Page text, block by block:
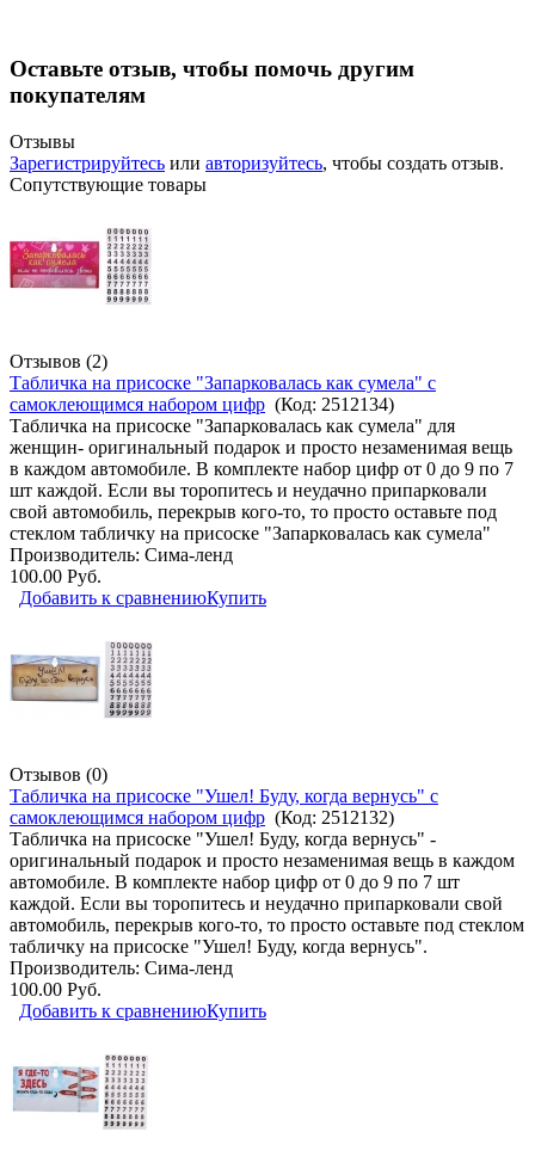
Оставьте отзыв, чтобы помочь другим
покупателям
Отзывы
Зарегистрируйтесь или авторизуйтесь, чтобы создать отзыв.
Сопутствующие товары
Отзывов (2)
Табличка на присоске "Запарковалась как сумела" с
самоклеющимся набором цифр (Код: 2512134)
Табличка на присоске "Запарковалась как сумела" для
женщин- оригинальный подарок и просто незаменимая вещь
в каждом автомобиле. В комплекте набор цифр от 0 до 9 по 7
шт каждой. Если вы торопитесь и неудачно припарковали
свой автомобиль, перекрыв кого-то, то просто оставьте под
стеклом табличку на присоске "Запарковалась как сумела"
Производитель: Сима-ленд
100.00 Руб.
Добавить к сравнениюКупить
Отзывов (0)
Табличка на присоске "Ушел! Буду, когда вернусь" с
самоклеющимся набором цифр (Код: 2512132)
Табличка на присоске "Ушел! Буду, когда вернусь" -
оригинальный подарок и просто незаменимая вещь в каждом
автомобиле. В комплекте набор цифр от 0 до 9 по 7 шт
каждой. Если вы торопитесь и неудачно припарковали свой
автомобиль, перекрыв кого-то, то просто оставьте под стеклом
табличку на присоске "Ушел! Буду, когда вернусь".
Производитель: Сима-ленд
100.00 Руб.
Добавить к сравнениюКупить